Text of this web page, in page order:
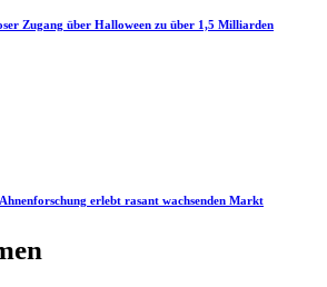
Zugang über Halloween zu über 1,5 Milliarden
erlebt rasant wachsenden Markt